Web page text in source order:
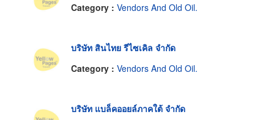
Category : Vendors And Old Oil.
บริษัท สินไทย รีไซเคิล จำกัด
Category : Vendors And Old Oil.
บริษัท แบล็คออยล์ภาคใต้ จำกัด